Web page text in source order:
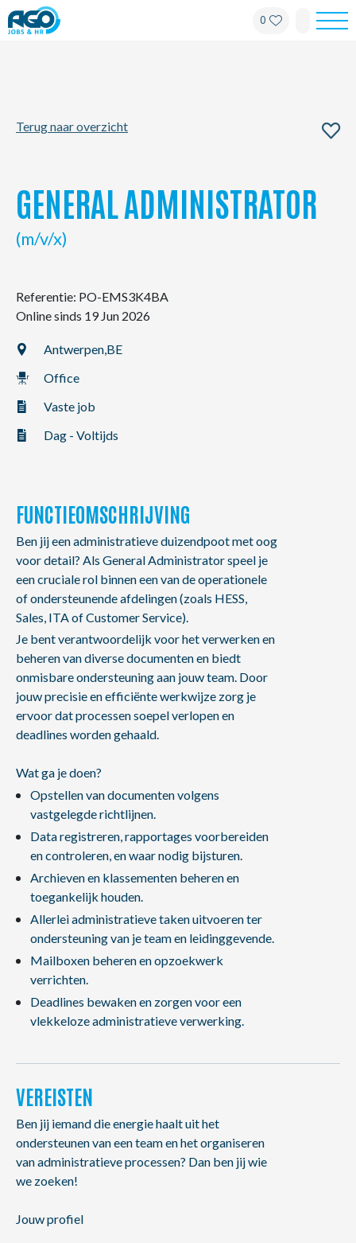
0
Contact
NL FR EN
Terug naar overzicht
GENERAL ADMINISTRATOR
(m/v/x)
Referentie: PO-EMS3K4BA
Online sinds 19 Jun 2026
Antwerpen,BE
Office
Vaste job
Dag - Voltijds
FUNCTIEOMSCHRIJVING
Ben jij een administratieve duizendpoot met oog
voor detail? Als General Administrator speel je
een cruciale rol binnen een van de operationele
of ondersteunende afdelingen (zoals HESS,
Sales, ITA of Customer Service).
Je bent verantwoordelijk voor het verwerken en
beheren van diverse documenten en biedt
onmisbare ondersteuning aan jouw team. Door
jouw precisie en efficiënte werkwijze zorg je
ervoor dat processen soepel verlopen en
deadlines worden gehaald.
Wat ga je doen?
Opstellen van documenten volgens
vastgelegde richtlijnen.
Data registreren, rapportages voorbereiden
en controleren, en waar nodig bijsturen.
Archieven en klassementen beheren en
toegankelijk houden.
Allerlei administratieve taken uitvoeren ter
ondersteuning van je team en leidinggevende.
Mailboxen beheren en opzoekwerk
verrichten.
Deadlines bewaken en zorgen voor een
vlekkeloze administratieve verwerking.
VEREISTEN
Ben jij iemand die energie haalt uit het
ondersteunen van een team en het organiseren
van administratieve processen? Dan ben jij wie
we zoeken!
Jouw profiel